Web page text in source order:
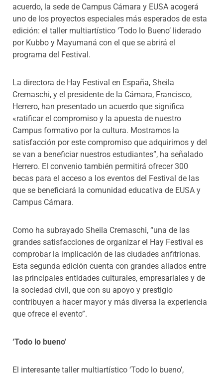
acuerdo, la sede de Campus Cámara y EUSA acogerá
uno de los proyectos especiales más esperados de esta
edición: el taller multiartístico ‘Todo lo Bueno’ liderado
por Kubbo y Mayumaná con el que se abrirá el
programa del Festival.
La directora de Hay Festival en España, Sheila
Cremaschi, y el presidente de la Cámara, Francisco,
Herrero, han presentado un acuerdo que significa
«ratificar el compromiso y la apuesta de nuestro
Campus formativo por la cultura. Mostramos la
satisfacción por este compromiso que adquirimos y del
se van a beneficiar nuestros estudiantes”, ha señalado
Herrero. El convenio también permitirá ofrecer 300
becas para el acceso a los eventos del Festival de las
que se beneficiará la comunidad educativa de EUSA y
Campus Cámara.
Como ha subrayado Sheila Cremaschi, “una de las
grandes satisfacciones de organizar el Hay Festival es
comprobar la implicación de las ciudades anfitrionas.
Esta segunda edición cuenta con grandes aliados entre
las principales entidades culturales, empresariales y de
la sociedad civil, que con su apoyo y prestigio
contribuyen a hacer mayor y más diversa la experiencia
que ofrece el evento”.
‘Todo lo bueno’
El interesante taller multiartístico ‘Todo lo bueno’,